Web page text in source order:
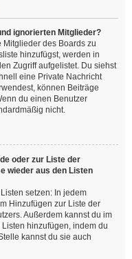
ignorierten Mitglieder?
Mitglieder des Boards zu
hinzufügst, werden in
Zugriff aufgelistet. Du siehst
eine Private Nachricht
können Beiträge
du einen Benutzer
nicht.
oder zur Liste der
wieder aus den Listen
setzen: In jedem
Hinzufügen zur Liste der
Außerdem kannst du im
hinzufügen, indem du
kannst du sie auch